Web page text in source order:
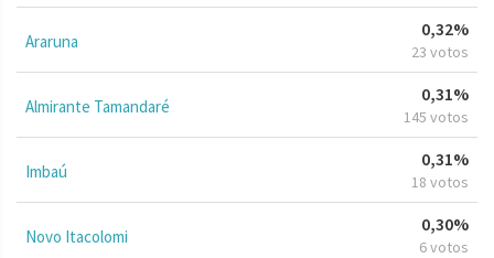
Araruna
0,32%
23 votos
Almirante Tamandaré
0,31%
145 votos
Imbaú
0,31%
18 votos
Novo Itacolomi
0,30%
6 votos